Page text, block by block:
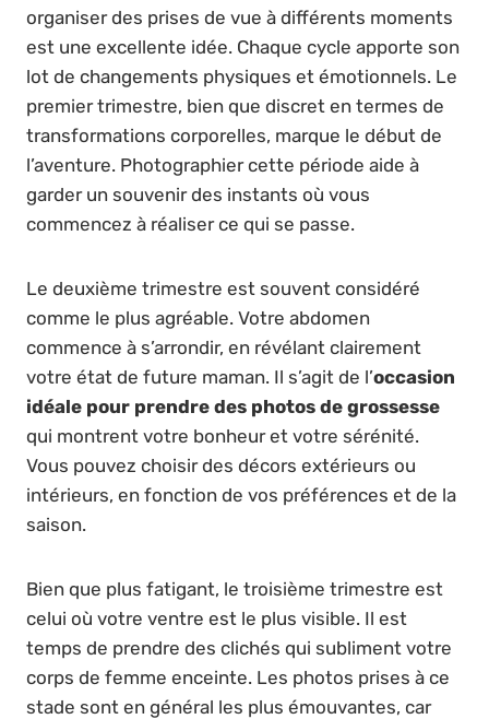
organiser des prises de vue à différents moments
est une excellente idée. Chaque cycle apporte son
lot de changements physiques et émotionnels. Le
premier trimestre, bien que discret en termes de
transformations corporelles, marque le début de
l’aventure. Photographier cette période aide à
garder un souvenir des instants où vous
commencez à réaliser ce qui se passe.
Le deuxième trimestre est souvent considéré
comme le plus agréable. Votre abdomen
commence à s’arrondir, en révélant clairement
votre état de future maman. Il s’agit de l’occasion
idéale pour prendre des photos de grossesse
qui montrent votre bonheur et votre sérénité.
Vous pouvez choisir des décors extérieurs ou
intérieurs, en fonction de vos préférences et de la
saison.
Bien que plus fatigant, le troisième trimestre est
celui où votre ventre est le plus visible. Il est
temps de prendre des clichés qui subliment votre
corps de femme enceinte. Les photos prises à ce
stade sont en général les plus émouvantes, car